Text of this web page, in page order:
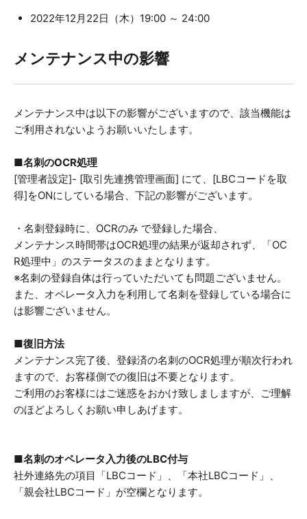
2022年12月22日（木）19:00 ～ 24:00
メンテナンス中の影響
メンテナンス中は以下の影響がございますので、該当機能は
ご利用されないようお願いいたします。
■名刺のOCR処理
[管理者設定]- [取引先連携管理画面] にて、[LBCコードを取
得]をONにしている場合、下記の影響がございます。
・名刺登録時に、OCRのみ で登録した場合、
メンテナンス時間帯はOCR処理の結果が返却されず、「OC
R処理中」のステータスのままとなります。
※名刺の登録自体は行っていただいても問題ございません。
また、オペレータ入力を利用して名刺を登録している場合に
は影響ございません。
■復旧方法
メンテナンス完了後、登録済の名刺のOCR処理が順次行われ
ますので、お客様側での復旧は不要となります。
ご利用のお客様にはご迷惑をおかけ致しましますが、ご理解
のほどよろしくお願い申しあげます。
■名刺のオペレータ入力後のLBC付与
社外連絡先の項目「LBCコード」、「本社LBCコード」、
「親会社LBCコード」が空欄となります。